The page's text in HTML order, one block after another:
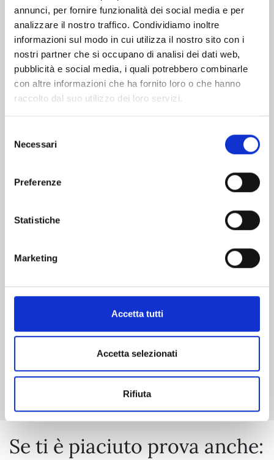
annunci, per fornire funzionalità dei social media e per
analizzare il nostro traffico. Condividiamo inoltre
informazioni sul modo in cui utilizza il nostro sito con i
nostri partner che si occupano di analisi dei dati web,
pubblicità e social media, i quali potrebbero combinarle
con altre informazioni che ha fornito loro o che hanno
raccolto dal suo utilizzo dei loro servizi.
delNecessari
Preferenze
Statistiche
Marketing
Accetta tutti
Accetta selezionati
Rifiuta
Altri volumi della serie
WELCOME TO THE BALLROOM n. 12
€ 5,90
Mostra tutto
Se ti è piaciuto prova anche: